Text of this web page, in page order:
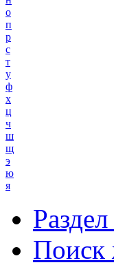
о
п
р
с
т
у
ф
х
ц
ч
ш
щ
э
ю
я
Поиск